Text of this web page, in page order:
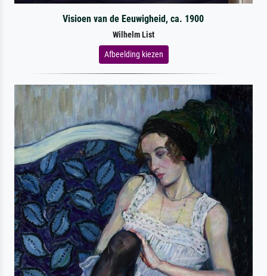
Visioen van de Eeuwigheid, ca. 1900
Wilhelm List
Afbeelding kiezen